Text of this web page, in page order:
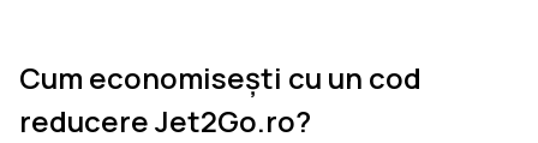
Cum economisești cu un cod
reducere Jet2Go.ro?